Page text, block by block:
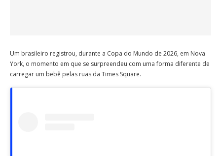
Um brasileiro registrou, durante a Copa do Mundo de 2026, em Nova
York, o momento em que se surpreendeu com uma forma diferente de
carregar um bebê pelas ruas da Times Square.